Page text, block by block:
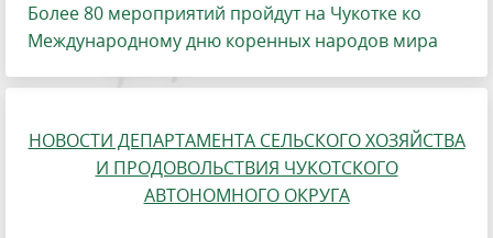
Более 80 мероприятий пройдут на Чукотке ко
Международному дню коренных народов мира
НОВОСТИ ДЕПАРТАМЕНТА СЕЛЬСКОГО ХОЗЯЙСТВА
И ПРОДОВОЛЬСТВИЯ ЧУКОТСКОГО
АВТОНОМНОГО ОКРУГА